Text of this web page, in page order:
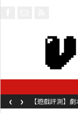
【遊戲評測】
手低表現未如理
‹ ›